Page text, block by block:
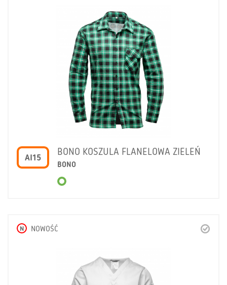
AI15
BONO KOSZULA FLANELOWA ZIELEŃ
BONO
N NOWOŚĆ